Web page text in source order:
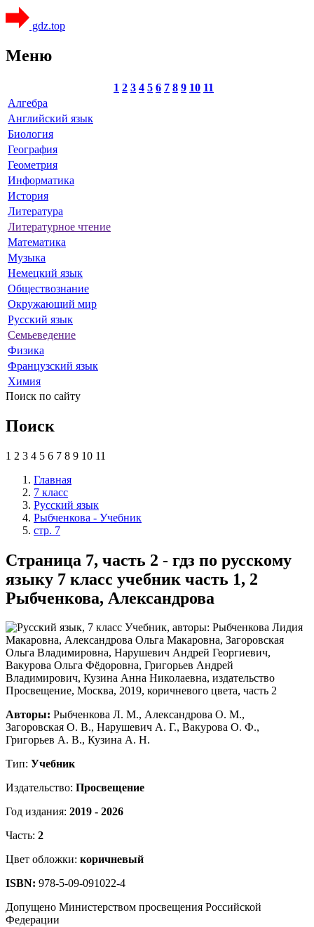
gdz.top
Меню
1 2 3 4 5 6 7 8 9 10 11
Алгебра
Английский язык
Биология
География
Геометрия
Информатика
История
Литература
Литературное чтение
Математика
Музыка
Немецкий язык
Обществознание
Окружающий мир
Русский язык
Семьеведение
Физика
Французский язык
Химия
Поиск по сайту
Поиск
1 2 3 4 5 6 7 8 9 10 11
Главная
7 класс
Русский язык
Рыбченкова - Учебник
стр. 7
Страница 7, часть 2 - гдз по русскому
языку 7 класс учебник часть 1, 2
Рыбченкова, Александрова
Авторы: Рыбченкова Л. М., Александрова О. М.,
Загоровская О. В., Нарушевич А. Г., Вакурова О. Ф.,
Григорьев А. В., Кузина А. Н.
Тип: Учебник
Издательство: Просвещение
Год издания: 2019 - 2026
Часть: 2
Цвет обложки: коричневый
ISBN: 978-5-09-091022-4
Допущено Министерством просвещения Российской
Федерации